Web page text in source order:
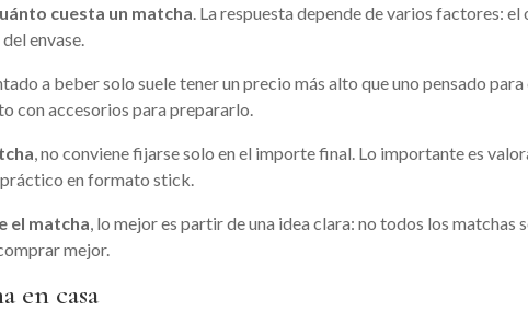
cuesta un matcha . La respuesta depende de varios factores:
envase.
a beber solo suele tener un precio más alto que uno pensado
con accesorios para prepararlo.
, no conviene fijarse solo en el importe final. Lo importante es
en formato stick.
el matcha , lo mejor es partir de una idea clara: no todos los
mejor.
en casa